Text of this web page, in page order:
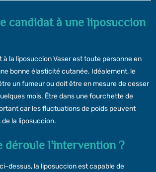
candidat à une liposuccion
à la liposuccion Vaser est toute personne en
bonne élasticité cutanée. Idéalement, le
un fumeur ou doit être en mesure de cesser
mois. Être dans une fourchette de
car les fluctuations de poids peuvent
la liposuccion.
déroule l’intervention ?
dessus, la liposuccion est capable de